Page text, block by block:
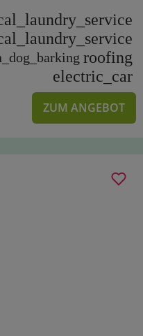
roofing
electric_car
ZUM ANGEBOT